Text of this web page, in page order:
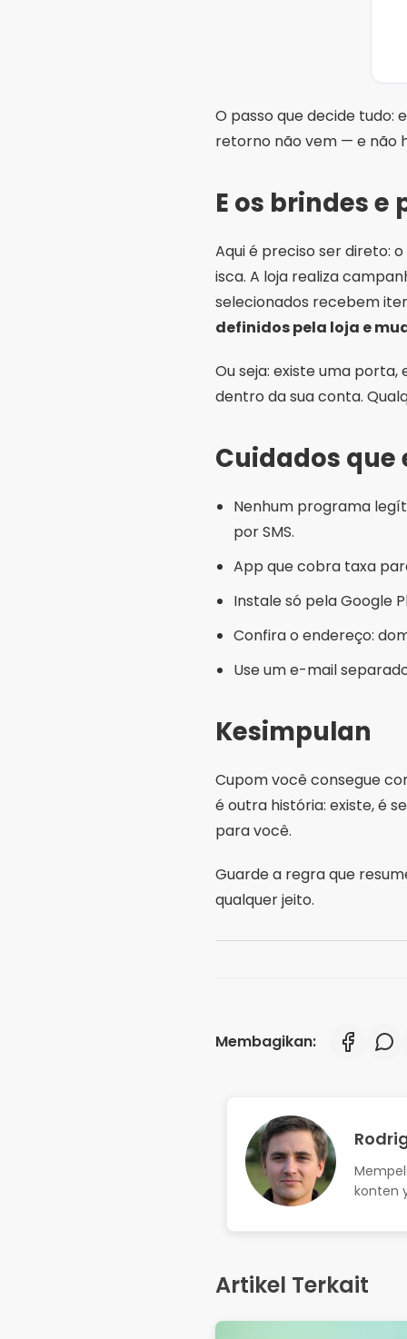
Aqui é preciso ser direto:
isca. A loja realiza
selecionados recebem
Ou seja: existe uma porta,
Cuidados
Nenhum programa
por SMS.
App que cobra taxa
Instale só pela Google
Confira o endereço:
Use um e-mail
Kesimpulan
é outra história: existe, é
para você.
Guarde a regra que
qualquer jeito.
Membagikan:
Artikel Terkait
Cara Menemukan Wi-Fi
Gratis: Aplikasi dan Tips
Terbaik untuk Tahun